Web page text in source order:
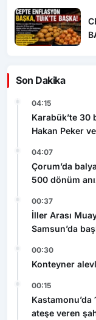
Son Dakika
04:15
Karabük’te 30
Hakan Peker
04:07
Çorum’da
500 dönüm
00:37
İller Arası
Samsun’da
00:30
Konteyner
00:15
ateşe veren